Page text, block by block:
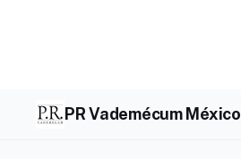
PR Vademécum México